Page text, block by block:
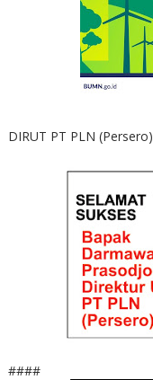
DIRUT PT PLN (Persero)
####